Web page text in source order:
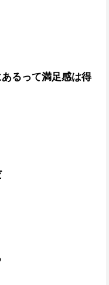
るって満足感は得